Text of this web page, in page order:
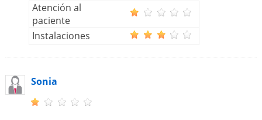
Atención al
paciente
Instalaciones
Sonia